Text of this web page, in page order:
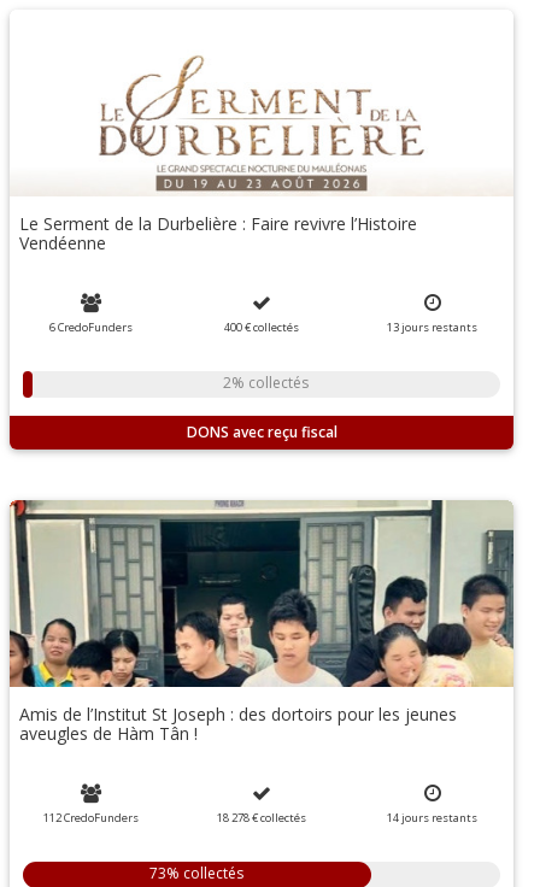
Le Serment de la Durbelière : Faire revivre l’Histoire
Vendéenne
6 CredoFunders 400 €collectés 13jours restants
2% collectés
DONS
Amis de l’Institut St Joseph : des dortoirs pour les jeunes
aveugles de Hàm Tân !
112 CredoFunders 18 278 €collectés 14jours restants
73% collectés